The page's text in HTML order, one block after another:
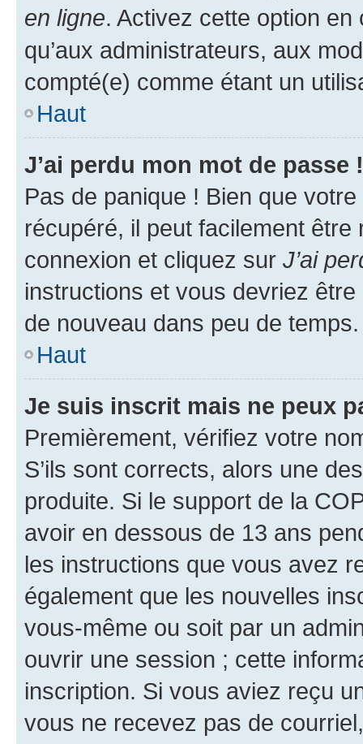
en ligne. Activez cette option
qu’aux administrateurs, aux
compté(e) comme étant un
Haut
J’ai perdu mon mot de passe !
Pas de panique ! Bien que
récupéré, il peut facilement
connexion et cliquez sur J’ai
instructions et vous devriez
de nouveau dans peu de temps.
Haut
Je suis inscrit mais ne peux
Premièrement, vérifiez votre
S’ils sont corrects, alors une
produite. Si le support de la
avoir en dessous de 13 ans
les instructions que vous avez
également que les nouvelles
vous-même ou soit par un
ouvrir une session ; cette
inscription. Si vous aviez reçu
vous ne recevez pas de